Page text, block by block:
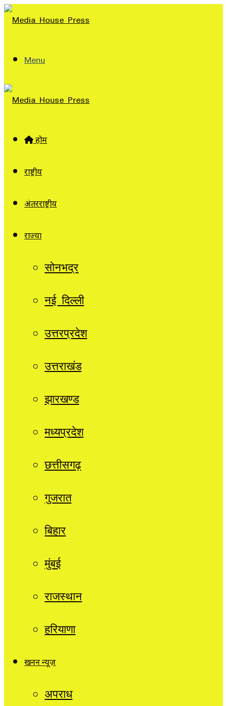
Menu
होम
राष्ट्रीय
अंतरराष्ट्रीय
राज्यों
सोनभद्र
नई दिल्ली
उत्तरप्रदेश
उत्तराखंड
झारखण्ड
मध्यप्रदेश
छत्तीसगढ़
गुजरात
बिहार
मुंबई
राजस्थान
हरियाणा
खनन न्यूज़
अपराध